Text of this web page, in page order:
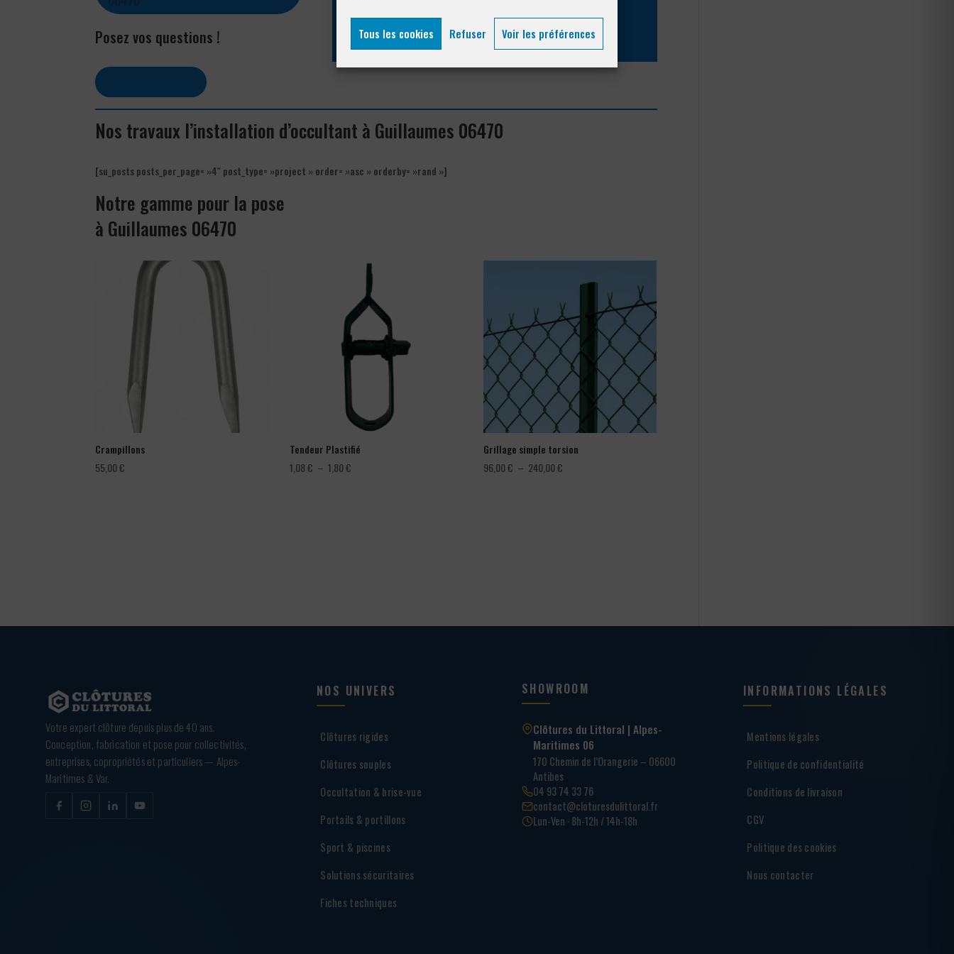
Tous les cookies Refuser Voir les préférences
Posez vos questions !
04 93 74 33 76
Nos travaux l’installation d’occultant à Guillaumes 06470
[su_posts posts_per_page= »4″ post_type= »project » order= »asc » orderby= »rand »]
Notre gamme pour la pose
à Guillaumes 06470
Crampillons
55,00€
Tendeur Plastifié
1,08€ – 1,80€Plage
Grillage simple torsion
96,00€ – 240,00€
Votre expert clôture depuis plus de 40 ans.
Conception, fabrication et pose pour collectivités,
entreprises, copropriétés et particuliers — Alpes-
Maritimes & Var.
NOS UNIVERS
Clôtures rigides
Clôtures souples
Occultation & brise-vue
Portails & portillons
Sport & piscines
Solutions sécuritaires
Fiches techniques
SHOWROOM
Clôtures du Littoral | Alpes-
Maritimes 06
170 Chemin de l’Orangerie – 06600
Antibes
04 93 74 33 76
contact@cloturesdulittoral.fr
Lun-Ven · 8h-12h / 14h-18h
INFORMATIONS LÉGALES
Mentions légales
Politique de confidentialité
Conditions de livraison
CGV
Politique des cookies
Nous contacter